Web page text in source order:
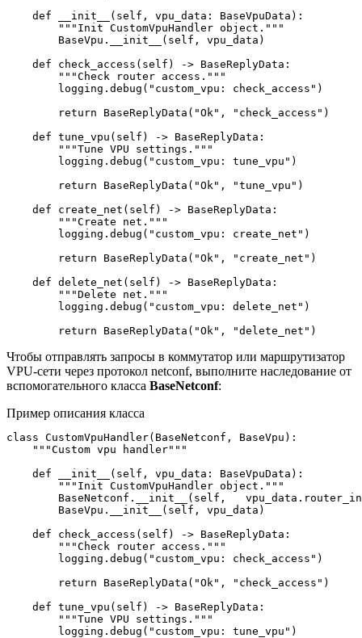
    def __init__(self, vpu_data: BaseVpuData):
        """Init CustomVpuHandler object."""
        BaseVpu.__init__(self, vpu_data)
    def check_access(self) -> BaseReplyData:
        """Check router access."""
        logging.debug("custom_vpu: check_access")
        return BaseReplyData("Ok", "check_access")
    def tune_vpu(self) -> BaseReplyData:
        """Tune VPU settings."""
        logging.debug("custom_vpu: tune_vpu")
        return BaseReplyData("Ok", "tune_vpu")
    def create_net(self) -> BaseReplyData:
        """Create net."""
        logging.debug("custom_vpu: create_net")
        return BaseReplyData("Ok", "create_net")
    def delete_net(self) -> BaseReplyData:
        """Delete net."""
        logging.debug("custom_vpu: delete_net")
        return BaseReplyData("Ok", "delete_net")
Чтобы отправлять запросы в коммутатор или маршрутизатор
VPU-сети через протокол netconf, выполните наследование от
вспомогательного класса BaseNetconf:
Пример описания класса
class CustomVpuHandler(BaseNetconf, BaseVpu):
    """Custom vpu handler"""
    def __init__(self, vpu_data: BaseVpuData):
        """Init CustomVpuHandler object."""
BaseNetconf.__init__(self,
        BaseVpu.__init__(self, vpu_data)
    def check_access(self) -> BaseReplyData:
        """Check router access."""
        logging.debug("custom_vpu: check_access")
        return BaseReplyData("Ok", "check_access")
    def tune_vpu(self) -> BaseReplyData:
        """Tune VPU settings."""
        logging.debug("custom_vpu: tune_vpu")